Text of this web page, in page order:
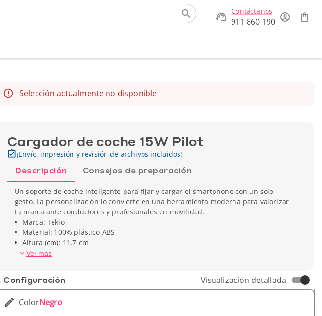
Contáctanos
911 860 190
Selección actualmente no disponible
Cargador de coche 15W Pilot
¡Envío, impresión y revisión de archivos incluidos!
Descripción Consejos de preparación
Un soporte de coche inteligente para fijar y cargar el smartphone con un solo
gesto. La personalización lo convierte en una herramienta moderna para valorizar
tu marca ante conductores y profesionales en movilidad.
Marca: Tekio
Material: 100% plástico ABS
Altura (cm): 11.7 cm
Ancho (cm): 6.4 cm
Ver más
Conf­iguración Visualización detallada
ColorNegro